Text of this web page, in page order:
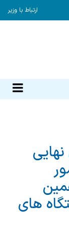
ارتباط با وزیر
­های